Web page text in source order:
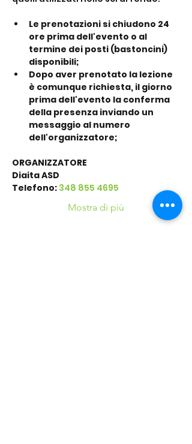
Le prenotazioni si chiudono 24
ore prima dell'evento o al
termine dei posti (bastoncini)
disponibili;
Dopo aver prenotato la lezione
è comunque richiesta, il giorno
prima dell'evento la conferma
della presenza inviando un
messaggio al numero
dell'organizzatore;
ORGANIZZATORE
Diaita ASD
Telefono: 348 855 4695
Mostra di più